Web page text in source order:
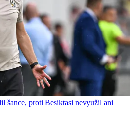
šance, proti Besiktasi nevyužil ani